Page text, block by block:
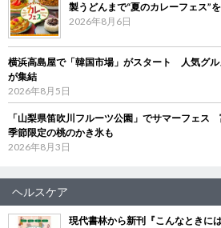
製うどんまで“夏のカレーフェス”
2026年8月6日
横浜高島屋で「韓国市場」がスタート 人気グ
が集結
2026年8月5日
「山梨県笛吹川フルーツ公園」でサマーフェス
季節限定の桃のかき氷も
2026年8月3日
ヘルスケア
現代書林から新刊『こんなとき